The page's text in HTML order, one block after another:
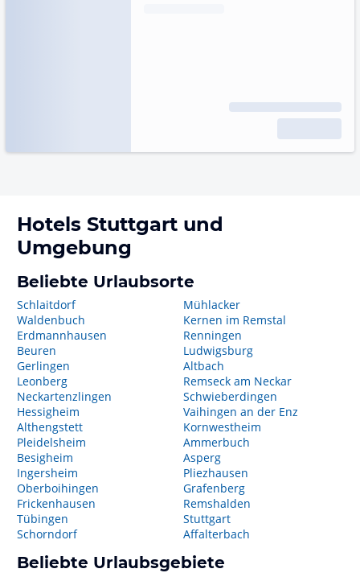
Hotels Stuttgart und
Umgebung
Beliebte Urlaubsorte
Schlaitdorf
Waldenbuch
Erdmannhausen
Beuren
Gerlingen
Leonberg
Neckartenzlingen
Hessigheim
Althengstett
Pleidelsheim
Besigheim
Ingersheim
Oberboihingen
Frickenhausen
Tübingen
Schorndorf
Mühlacker
Kernen im Remstal
Renningen
Ludwigsburg
Altbach
Remseck am Neckar
Schwieberdingen
Vaihingen an der Enz
Kornwestheim
Ammerbuch
Asperg
Pliezhausen
Grafenberg
Remshalden
Stuttgart
Affalterbach
Beliebte Urlaubsgebiete